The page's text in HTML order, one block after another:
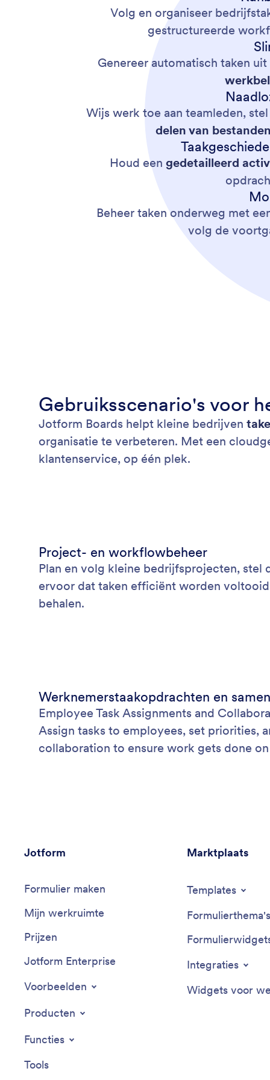
Volg en organiseer
gestructureerde
Genereer automatisch taken
Wijs werk toe aan teamleden,
delen van
Houd eengedetailleerd
Beheer taken onderweg met
volg de
Gebruiksscenario's voor
Jotform Boards helpt kleine bedrijven
organisatie te verbeteren. Met een
klantenservice, op één plek.
Project- en workflowbeheer
Plan en volg kleine bedrijfsprojecten, stel
ervoor dat taken efficiënt worden
behalen.
Werknemerstaakopdrachten en
Employee Task Assignments and
Assign tasks to employees, set priorities,
collaboration to ensure work gets done
Jotform
Formulier maken
Mijn werkruimte
Prijzen
Jotform Enterprise
Voorbeelden
Producten
Functies
Tools
Marktplaats
Templates
Formulierthema's
Integraties
Widgets voor